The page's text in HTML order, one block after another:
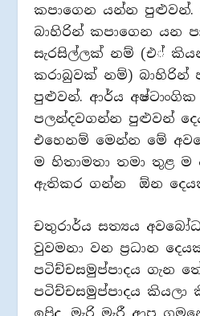
කපාගෙන යන්න පුළුවන්.
බාහිරින් කපාගෙන යන
සැරසිල්ලක් නම් (එ්
කරාබුවක් නම්) බාහිරින්
පුළුවන්. ආර්ය
පලන්දවගන්න පුළුවන්
එහෙනම් මෙන්න මේ
ම හිතාමතා තමා තුළ ම
ඇතිකර ගන්න ඕන
චතුරාර්ය සත්‍යය
වුවමනා වන ප‍්‍රධාන
පටිච්චසමුප්පාදය ගැන
පටිච්චසමුප්පාදය කියලා